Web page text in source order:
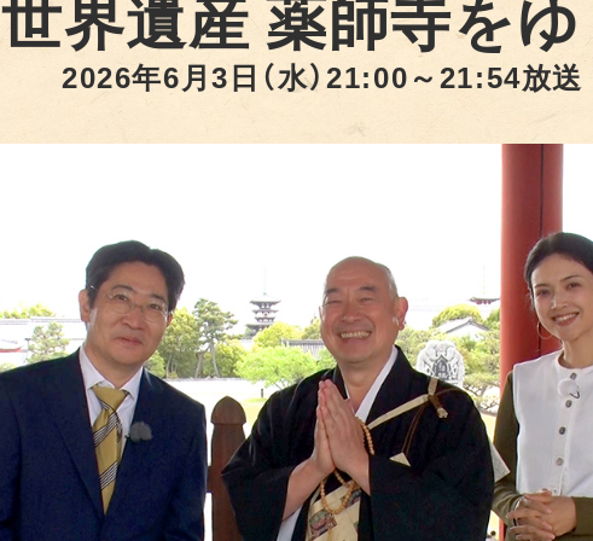
世界遺産 薬師寺を
2026年6月3日（水）21:00～21:54放送